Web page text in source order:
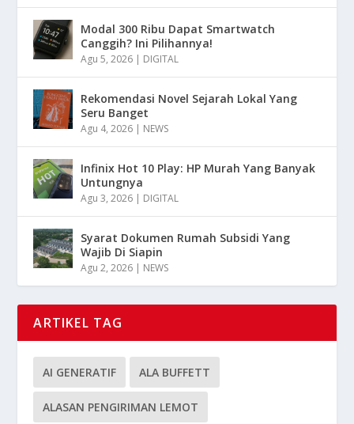
Modal 300 Ribu Dapat Smartwatch
Canggih? Ini Pilihannya!
Agu 5, 2026 | DIGITAL
Rekomendasi Novel Sejarah Lokal Yang
Seru Banget
Agu 4, 2026 | NEWS
Infinix Hot 10 Play: HP Murah Yang Banyak
Untungnya
Agu 3, 2026 | DIGITAL
Syarat Dokumen Rumah Subsidi Yang
Wajib Di Siapin
Agu 2, 2026 | NEWS
ARTIKEL TAG
AI GENERATIF ALA BUFFETT
ALASAN PENGIRIMAN LEMOT